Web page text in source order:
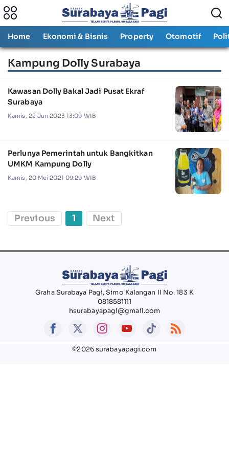
Home Ekonomi & Bisnis Property Otomotif
Kampung Dolly Surabaya
Kawasan Dolly Bakal Jadi Pusat Ekraf
Surabaya
Kamis, 22 Jun 2023 13:09 WIB
Perlunya Pemerintah untuk Bangkitkan
UMKM Kampung Dolly
Kamis, 20 Mei 2021 09:29 WIB
Previous 1 Next
Graha Surabaya Pagi, Simo Kalangan II No. 183 K
0818581111
hsurabayapagi@gmail.com
©2026 surabayapagi.com